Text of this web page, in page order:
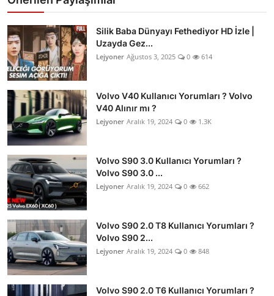
Silik Baba Dünyayı Fethediyor HD İzle |
Uzayda Gez...
Lejyoner Ağustos 3, 2025 0 614
Volvo V40 Kullanıcı Yorumları ? Volvo
V40 Alınır mı ?
Lejyoner Aralık 19, 2024 0 1.3K
Volvo S90 3.0 Kullanıcı Yorumları ?
Volvo S90 3.0 ...
Lejyoner Aralık 19, 2024 0 662
Volvo S90 2.0 T8 Kullanıcı Yorumları ?
Volvo S90 2...
Lejyoner Aralık 19, 2024 0 848
Volvo S90 2.0 T6 Kullanıcı Yorumları ?